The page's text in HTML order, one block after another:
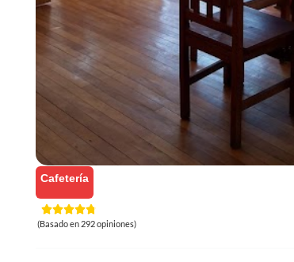
Cafetería
(Basado en 292 opiniones)